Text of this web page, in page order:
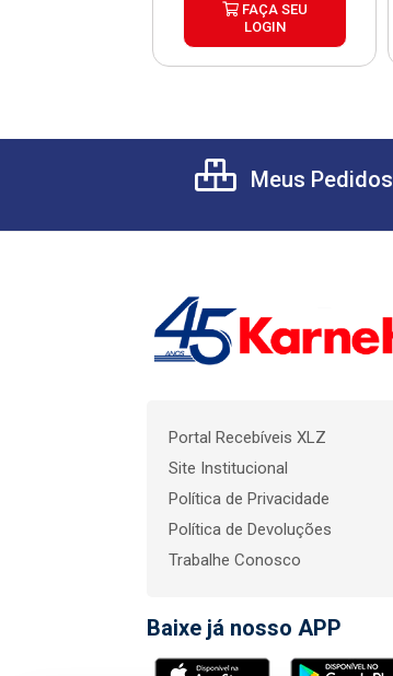
FAÇA SEU
LOGIN
Meus Pedidos
Portal Recebíveis XLZ
Site Institucional
Política de Privacidade
Política de Devoluções
Trabalhe Conosco
Baixe já nosso APP